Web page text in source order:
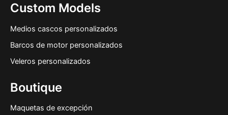
Custom Models
Medios cascos personalizados
Barcos de motor personalizados
Veleros personalizados
Boutique
Maquetas de excepción